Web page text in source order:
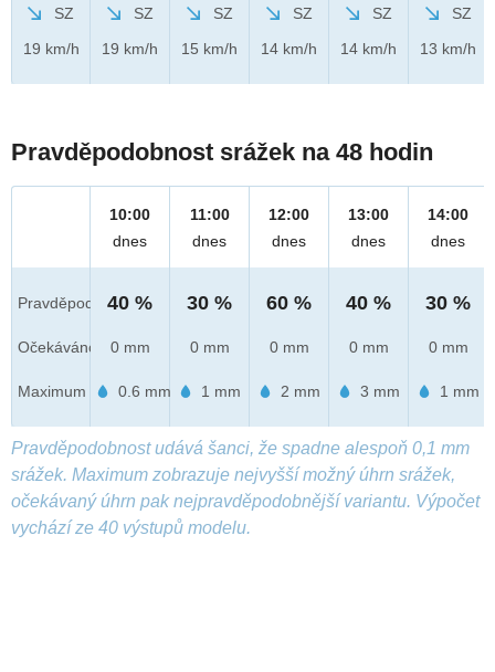
SZ
19 km/h
SZ
19 km/h
SZ
15 km/h
SZ
14 km/h
SZ
14 km/h
SZ
13 km/h
Pravděpodobnost srážek na 48 hodin
Pravděpod.
Očekáváno
Maximum
10:00
dnes
40 %
0 mm
0.6 mm
11:00
dnes
30 %
0 mm
1 mm
12:00
dnes
60 %
0 mm
2 mm
13:00
dnes
40 %
0 mm
3 mm
14:00
dnes
30 %
0 mm
1 mm
Pravděpodobnost udává šanci, že spadne alespoň 0,1 mm
srážek. Maximum zobrazuje nejvyšší možný úhrn srážek,
očekávaný úhrn pak nejpravděpodobnější variantu. Výpočet
vychází ze 40 výstupů modelu.